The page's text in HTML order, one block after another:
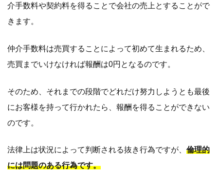
介手数料や契約料を得ることで会社の売上とすることがで
きます。
仲介手数料は売買することによって初めて生まれるため、
売買までいけなければ報酬は0円となるのです。
そのため、それまでの段階でどれだけ努力しようとも最後
にお客様を持って行かれたら、報酬を得ることができない
のです。
法律上は状況によって判断される抜き行為ですが、 倫理的
には問題のある行為です。